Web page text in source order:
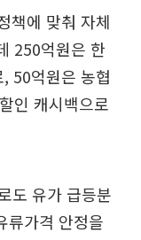
책에 맞춰 자체
250억원은 한
50억원은 농협
인 캐시백으로
도 유가 급등분
류가격 안정을